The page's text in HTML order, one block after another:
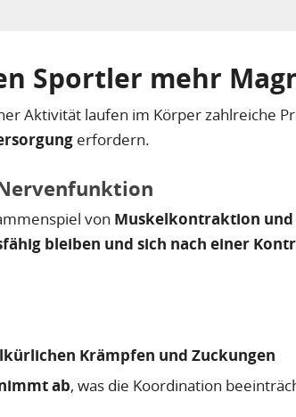
Sportler mehr
Aktivität laufen im Körper zahlreiche
erfordern.
von Muskelkontraktion und
bleiben und sich nach einer
Krämpfen und Zuckungen
ab, was die Koordination